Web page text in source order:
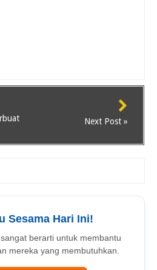
Next Post »
Sesama Hari Ini!
berarti untuk membantu
mereka yang membutuhkan.